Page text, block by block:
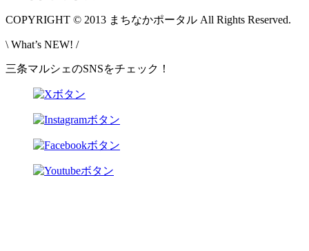
COPYRIGHT © 2013 まちなかポータル All Rights Reserved.
\ What’s NEW! /
三条マルシェのSNSをチェック！